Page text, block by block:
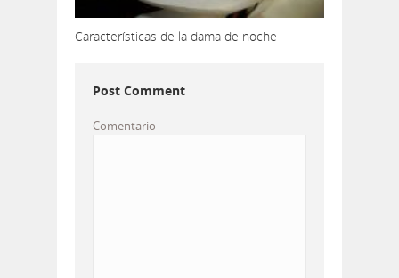
Características de la dama de noche
Post Comment
Comentario